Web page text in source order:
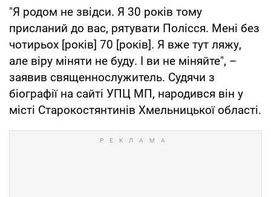
"Я родом не звідси. Я 30 років тому
присланий до вас, рятувати Полісся. Мені без
чотирьох [років] 70 [років]. Я вже тут ляжу,
але віру міняти не буду. І ви не міняйте", –
заявив священнослужитель. Судячи з
біографії на сайті УПЦ МП, народився він у
місті Старокостянтинів Хмельницької області.